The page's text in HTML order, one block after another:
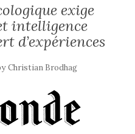
exige
intelligence
d’expériences
Christian Brodhag